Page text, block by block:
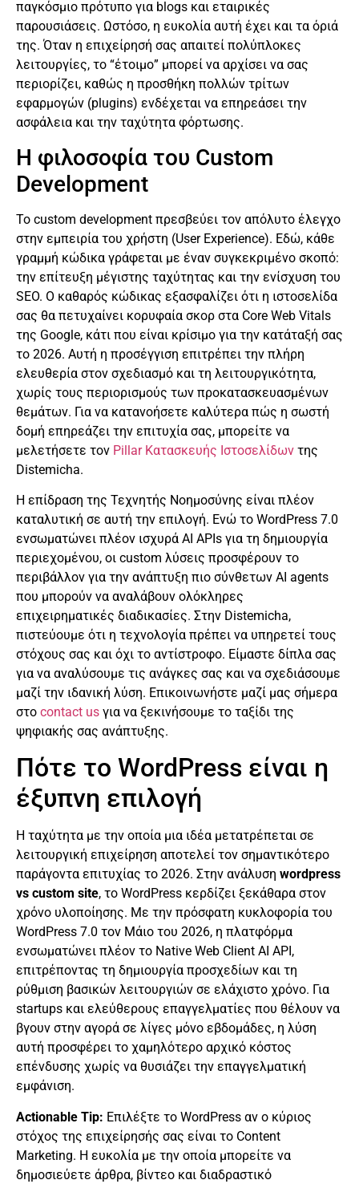
παγκόσμιο πρότυπο για blogs και εταιρικές
παρουσιάσεις. Ωστόσο, η ευκολία αυτή έχει και τα όριά
της. Όταν η επιχείρησή σας απαιτεί πολύπλοκες
λειτουργίες, το “έτοιμο” μπορεί να αρχίσει να σας
περιορίζει, καθώς η προσθήκη πολλών τρίτων
εφαρμογών (plugins) ενδέχεται να επηρεάσει την
ασφάλεια και την ταχύτητα φόρτωσης.
Η φιλοσοφία του Custom
Development
Το custom development πρεσβεύει τον απόλυτο έλεγχο
στην εμπειρία του χρήστη (User Experience). Εδώ, κάθε
γραμμή κώδικα γράφεται με έναν συγκεκριμένο σκοπό:
την επίτευξη μέγιστης ταχύτητας και την ενίσχυση του
SEO. Ο καθαρός κώδικας εξασφαλίζει ότι η ιστοσελίδα
σας θα πετυχαίνει κορυφαία σκορ στα Core Web Vitals
της Google, κάτι που είναι κρίσιμο για την κατάταξή σας
το 2026. Αυτή η προσέγγιση επιτρέπει την πλήρη
ελευθερία στον σχεδιασμό και τη λειτουργικότητα,
χωρίς τους περιορισμούς των προκατασκευασμένων
θεμάτων. Για να κατανοήσετε καλύτερα πώς η σωστή
δομή επηρεάζει την επιτυχία σας, μπορείτε να
μελετήσετε τον Pillar Κατασκευής Ιστοσελίδων της
Distemicha.
Η επίδραση της Τεχνητής Νοημοσύνης είναι πλέον
καταλυτική σε αυτή την επιλογή. Ενώ το WordPress 7.0
ενσωματώνει πλέον ισχυρά AI APIs για τη δημιουργία
περιεχομένου, οι custom λύσεις προσφέρουν το
περιβάλλον για την ανάπτυξη πιο σύνθετων AI agents
που μπορούν να αναλάβουν ολόκληρες
επιχειρηματικές διαδικασίες. Στην Distemicha,
πιστεύουμε ότι η τεχνολογία πρέπει να υπηρετεί τους
στόχους σας και όχι το αντίστροφο. Είμαστε δίπλα σας
για να αναλύσουμε τις ανάγκες σας και να σχεδιάσουμε
μαζί την ιδανική λύση. Επικοινωνήστε μαζί μας σήμερα
στο contact us για να ξεκινήσουμε το ταξίδι της
ψηφιακής σας ανάπτυξης.
Πότε το WordPress είναι η
έξυπνη επιλογή
Η ταχύτητα με την οποία μια ιδέα μετατρέπεται σε
λειτουργική επιχείρηση αποτελεί τον σημαντικότερο
παράγοντα επιτυχίας το 2026. Στην ανάλυση wordpress
vs custom site, το WordPress κερδίζει ξεκάθαρα στον
χρόνο υλοποίησης. Με την πρόσφατη κυκλοφορία του
WordPress 7.0 τον Μάιο του 2026, η πλατφόρμα
ενσωματώνει πλέον το Native Web Client AI API,
επιτρέποντας τη δημιουργία προσχεδίων και τη
ρύθμιση βασικών λειτουργιών σε ελάχιστο χρόνο. Για
startups και ελεύθερους επαγγελματίες που θέλουν να
βγουν στην αγορά σε λίγες μόνο εβδομάδες, η λύση
αυτή προσφέρει το χαμηλότερο αρχικό κόστος
επένδυσης χωρίς να θυσιάζει την επαγγελματική
εμφάνιση.
Actionable Tip: Επιλέξτε το WordPress αν ο κύριος
στόχος της επιχείρησής σας είναι το Content
Marketing. Η ευκολία με την οποία μπορείτε να
δημοσιεύετε άρθρα, βίντεο και διαδραστικό